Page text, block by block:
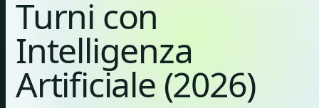
Turni con
Intelligenza
Artificiale (2026)